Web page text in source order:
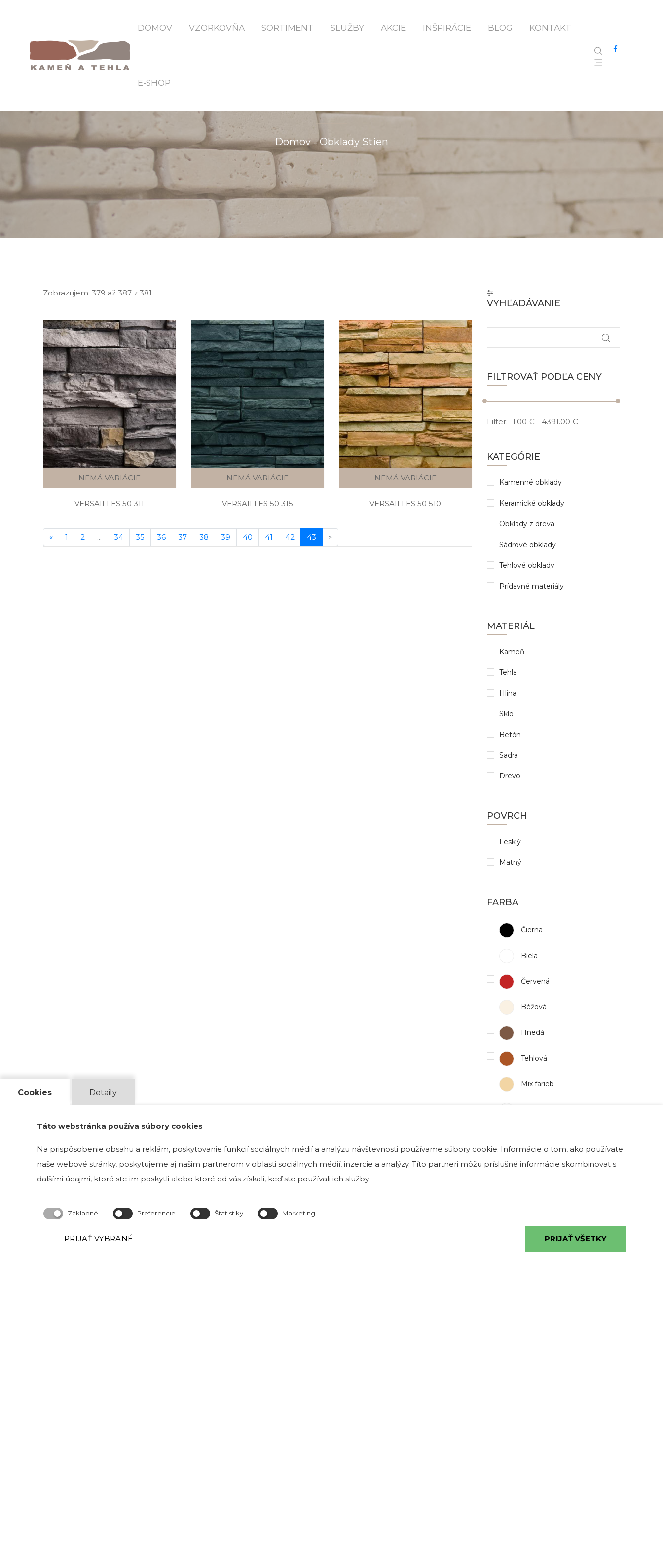
DOMOV VZORKOVŇA SORTIMENT SLUŽBY AKCIE INŠPIRÁCIE BLOG KONTAKT
E-SHOP
Domov Obklady Stien
Zobrazujem: 379 až 387 z 381
NEMÁ VARIÁCIE
VERSAILLES 50 311
NEMÁ VARIÁCIE
VERSAILLES 50 315
NEMÁ VARIÁCIE
VERSAILLES 50 510
« 1 2 ... 34 35 36 37 38 39 40 41 42 43 »
VYHĽADÁVANIE
FILTROVAŤ PODĽA CENY
Filter: -1.00 € - 4391.00 €
KATEGÓRIE
Kamenné obklady
Keramické obklady
Obklady z dreva
Sádrové obklady
Tehlové obklady
Prídavné materiály
MATERIÁL
Kameň
Tehla
Hlina
Sklo
Betón
Sadra
Drevo
POVRCH
Lesklý
Matný
FARBA
Čierna
Biela
Červená
Béžová
Hnedá
Tehlová
Mix farieb
KRAJINA PÔVODU
Cookies Detaily
Táto webstránka používa súbory cookies
Na prispôsobenie obsahu a reklám, poskytovanie funkcií sociálnych médií a analýzu návštevnosti používame súbory cookie. Informácie o tom, ako používate
naše webové stránky, poskytujeme aj našim partnerom v oblasti sociálnych médií, inzercie a analýzy. Títo partneri môžu príslušné informácie skombinovať s
ďalšími údajmi, ktoré ste im poskytli alebo ktoré od vás získali, keď ste používali ich služby.
Základné Preferencie Štatistiky Marketing
PRIJAŤ VYBRANÉ PRIJAŤ VŠETKY